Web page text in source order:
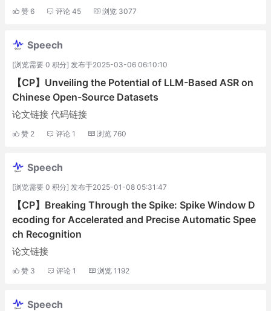
赞 6 评论 45 浏览 3077
Speech
[浏览需要 0 积分] 发布于2025-03-06 06:10:10
【CP】Unveiling the Potential of LLM-Based ASR on
Chinese Open-Source Datasets
论文链接 代码链接
赞 2 评论 1 浏览 760
Speech
[浏览需要 0 积分] 发布于2025-01-08 05:31:47
【CP】Breaking Through the Spike: Spike Window D
ecoding for Accelerated and Precise Automatic Spee
ch Recognition
论文链接
赞 3 评论 1 浏览 1192
Speech